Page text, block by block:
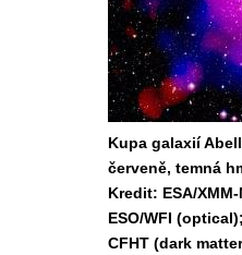
Kupa galaxií
červeně, temná
Kredit: ESA/
ESO/WFI
CFHT (dark